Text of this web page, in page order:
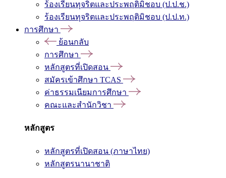
ร้องเรียนทุจริตและประพฤติมิชอบ (ป.ป.ช.)
ร้องเรียนทุจริตและประพฤติมิชอบ (ป.ป.ท.)
การศึกษา
ย้อนกลับ
การศึกษา
หลักสูตรที่เปิดสอน
สมัครเข้าศึกษา TCAS
ค่าธรรมเนียมการศึกษา
คณะและสำนักวิชา
หลักสูตร
หลักสูตรที่เปิดสอน (ภาษาไทย)
หลักสูตรนานาชาติ